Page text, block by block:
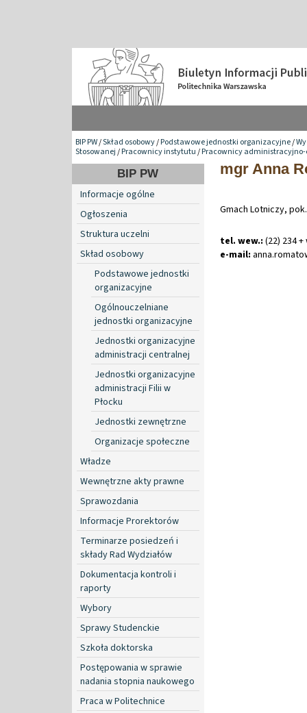
BIP PW/Skład osobowy/Podstawowe jednostki organizacyjne/
Stosowanej/Pracownicy instytutu/Pracownicy
BIP PW
Informacje ogólne
Ogłoszenia
Struktura uczelni
Skład osobowy
Podstawowe jednostki
organizacyjne
Ogólnouczelniane
jednostki organizacyjne
Jednostki organizacyjne
administracji centralnej
Jednostki organizacyjne
administracji Filii w
Płocku
Jednostki zewnętrzne
Organizacje społeczne
Władze
Wewnętrzne akty prawne
Sprawozdania
Informacje Prorektorów
Terminarze posiedzeń i
składy Rad Wydziałów
Dokumentacja kontroli i
raporty
Wybory
Sprawy Studenckie
Szkoła doktorska
Postępowania w sprawie
nadania stopnia naukowego
Praca w Politechnice
mgr Anna
Gmach Lotniczy,
tel. wew.: (22) 234
e-mail: anna.